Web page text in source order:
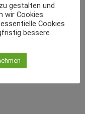
gestalten und
wir Cookies.
Cookies
bessere